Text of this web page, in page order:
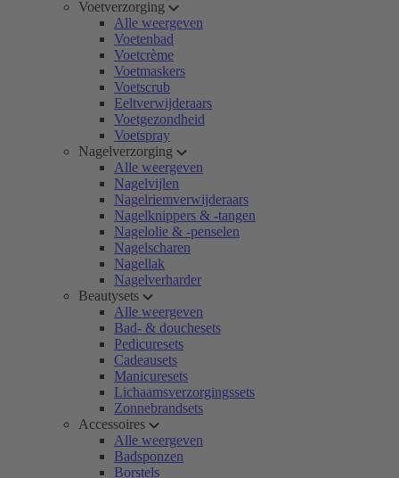
Voetverzorging
Alle weergeven
Voetenbad
Voetcrème
Voetmaskers
Voetscrub
Eeltverwijderaars
Voetgezondheid
Voetspray
Nagelverzorging
Alle weergeven
Nagelvijlen
Nagelriemverwijderaars
Nagelknippers & -tangen
Nagelolie & -penselen
Nagelscharen
Nagellak
Nagelverharder
Beautysets
Alle weergeven
Bad- & douchesets
Pedicuresets
Cadeausets
Manicuresets
Lichaamsverzorgingssets
Zonnebrandsets
Accessoires
Alle weergeven
Badsponzen
Borstels